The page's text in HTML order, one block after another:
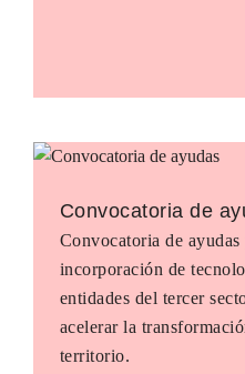
Convocatoria de
Convocatoria de
incorporación de
entidades del tercer
acelerar la
territorio.